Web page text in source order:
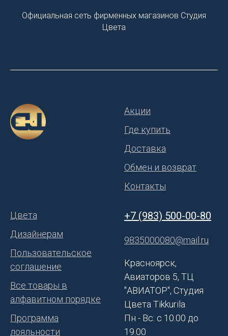
Официальная сеть фирменных магазинов Студия
Цвета
Акции
Где купить
Доставка
Обмен и возврат
Контакты
Цвета
Дизайнерам
Пользовательское
соглашение
Все товары в
алфавитном порядке
Программа
лояльности
+7 (983) 500-00-80
9835000080@mail.ru
Красноярск,
Авиаторов 5, ТЦ
"АВИАТОР", Студия
Цвета Tikkurila
Пн - Вс: с 10.00 до
19.00